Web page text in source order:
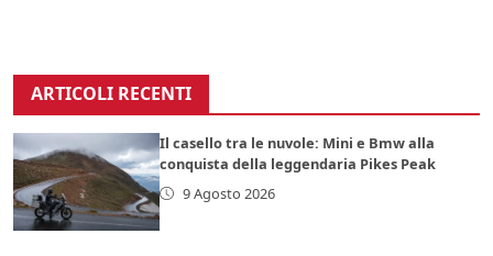
ARTICOLI RECENTI
Il casello tra le nuvole: Mini e Bmw alla
conquista della leggendaria Pikes Peak
9 Agosto 2026